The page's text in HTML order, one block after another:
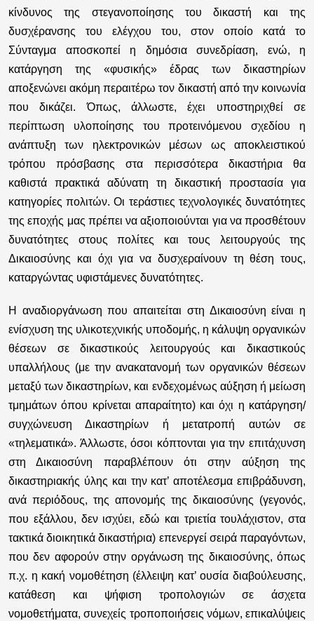
κίνδυνος της στεγανοποίησης του δικαστή και της
δυσχέρανσης του ελέγχου του, στον οποίο κατά το
Σύνταγμα αποσκοπεί η δημόσια συνεδρίαση, ενώ, η
κατάργηση της «φυσικής» έδρας των δικαστηρίων
αποξενώνει ακόμη περαιτέρω τον δικαστή από την κοινωνία
που δικάζει. Όπως, άλλωστε, έχει υποστηριχθεί σε
περίπτωση υλοποίησης του προτεινόμενου σχεδίου η
ανάπτυξη των ηλεκτρονικών μέσων ως αποκλειστικού
τρόπου πρόσβασης στα περισσότερα δικαστήρια θα
καθιστά πρακτικά αδύνατη τη δικαστική προστασία για
κατηγορίες πολιτών. Οι τεράστιες τεχνολογικές δυνατότητες
της εποχής μας πρέπει να αξιοποιούνται για να προσθέτουν
δυνατότητες στους πολίτες και τους λειτουργούς της
Δικαιοσύνης και όχι για να δυσχεραίνουν τη θέση τους,
καταργώντας υφιστάμενες δυνατότητες.
Η αναδιοργάνωση που απαιτείται στη Δικαιοσύνη είναι η
ενίσχυση της υλικοτεχνικής υποδομής, η κάλυψη οργανικών
θέσεων σε δικαστικούς λειτουργούς και δικαστικούς
υπαλλήλους (με την ανακατανομή των οργανικών θέσεων
μεταξύ των δικαστηρίων, και ενδεχομένως αύξηση ή μείωση
τμημάτων όπου κρίνεται απαραίτητο) και όχι η κατάργηση/
συγχώνευση Δικαστηρίων ή μετατροπή αυτών σε
«τηλεματικά». Άλλωστε, όσοι κόπτονται για την επιτάχυνση
στη Δικαιοσύνη παραβλέπουν ότι στην αύξηση της
δικαστηριακής ύλης και την κατ’ αποτέλεσμα επιβράδυνση,
ανά περιόδους, της απονομής της δικαιοσύνης (γεγονός,
που εξάλλου, δεν ισχύει, εδώ και τριετία τουλάχιστον, στα
τακτικά διοικητικά δικαστήρια) επενεργεί σειρά παραγόντων,
που δεν αφορούν στην οργάνωση της δικαιοσύνης, όπως
π.χ. η κακή νομοθέτηση (έλλειψη κατ’ ουσία διαβούλευσης,
κατάθεση και ψήφιση τροπολογιών σε άσχετα
νομοθετήματα, συνεχείς τροποποιήσεις νόμων, επικαλύψεις